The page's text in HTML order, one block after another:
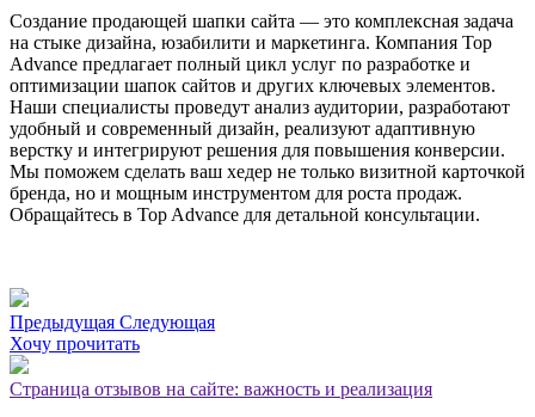
Создание продающей шапки сайта — это комплексная задача
на стыке дизайна, юзабилити и маркетинга. Компания Top
Advance предлагает полный цикл услуг по разработке и
оптимизации шапок сайтов и других ключевых элементов.
Наши специалисты проведут анализ аудитории, разработают
удобный и современный дизайн, реализуют адаптивную
верстку и интегрируют решения для повышения конверсии.
Мы поможем сделать ваш хедер не только визитной карточкой
бренда, но и мощным инструментом для роста продаж.
Обращайтесь в Top Advance для детальной консультации.
Предыдущая Следующая
Хочу прочитать
Страница отзывов на сайте: важность и реализация